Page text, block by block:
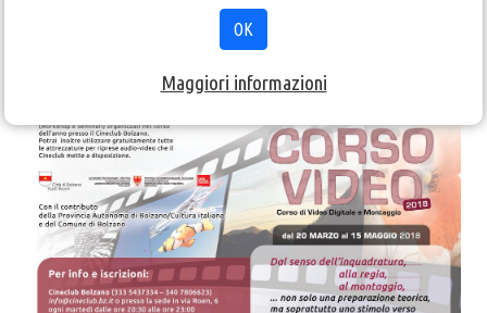
OK
Maggiori informazioni